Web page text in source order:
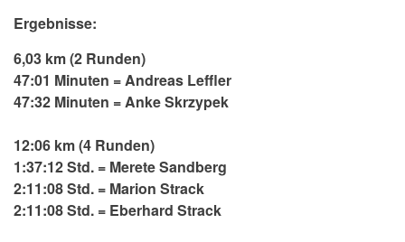
Ergebnisse:
6,03 km (2 Runden)
47:01 Minuten = Andreas Leffler
47:32 Minuten = Anke Skrzypek
12:06 km (4 Runden)
1:37:12 Std. = Merete Sandberg
2:11:08 Std. = Marion Strack
2:11:08 Std. = Eberhard Strack